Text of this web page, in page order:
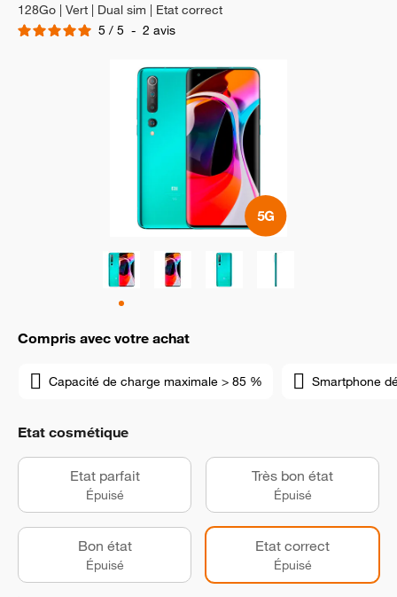
128Go | Vert | Dual sim | Etat correct
5 / 5 - 2 avis
Compris avec votre achat
Capacité de charge maximale > 85 % Smartphone
Etat cosmétique
Etat parfait
Épuisé
Très bon état
Épuisé
Bon état
Épuisé
Etat correct
Épuisé